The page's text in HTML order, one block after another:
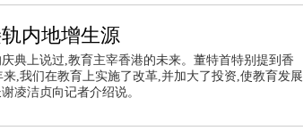
内地增生源
典上说过,教育主宰香港的未来。董特首特别提到香
,我们在教育上实施了改革,并加大了投资,使教育发展
凌洁贞向记者介绍说。